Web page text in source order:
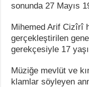
sonunda 27 Mayıs
Mihemed Arif Cizîrî
gerçekleştirilen
gerekçesiyle 17
Müziğe mevlüt ve
klamlar söyleyen